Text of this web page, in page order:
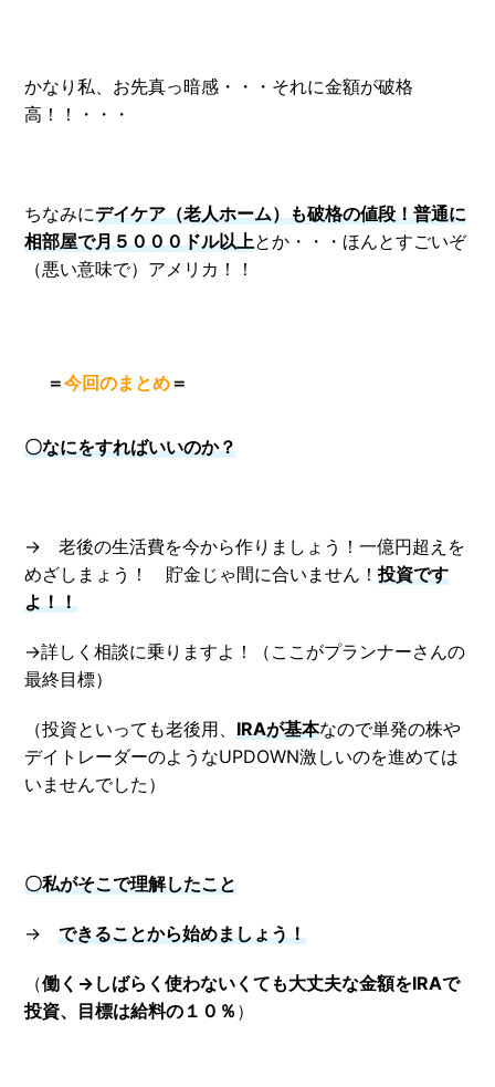
かなり私、お先真っ暗感・・・それに金額が破格
高！！・・・
ちなみにデイケア（老人ホーム）も破格の値段！普通に
相部屋で月５０００ドル以上とか・・・ほんとすごいぞ
（悪い意味で）アメリカ！！
＝今回のまとめ＝
〇なにをすればいいのか？
→ 老後の生活費を今から作りましょう！一億円超えを
めざしまょう！ 貯金じゃ間に合いません！投資です
よ！！
→詳しく相談に乗りますよ！（ここがプランナーさんの
最終目標）
（投資といっても老後用、IRAが基本なので単発の株や
デイトレーダーのようなUPDOWN激しいのを進めては
いませんでした）
〇私がそこで理解したこと
→できることから始めましょう！
（働く→しばらく使わないくても大丈夫な金額をIRAで
投資、目標は給料の１０％ ）